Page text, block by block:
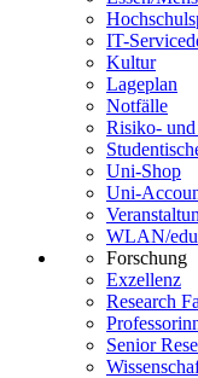
IT-
Kultur
Lageplan
Notfälle
Risiko- und
Uni-Shop
Uni-
WLAN/
Forschung
Exzellenz
Research
Senior